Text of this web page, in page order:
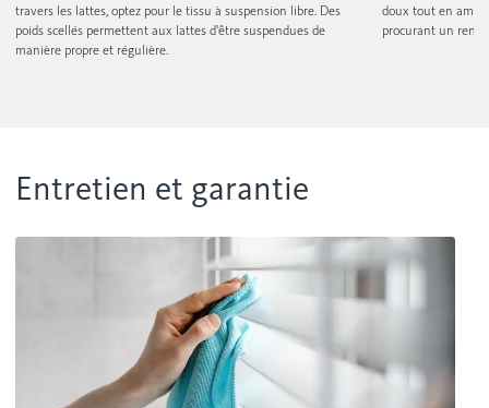
travers les lattes, optez pour le tissu à suspension libre. Des
poids scellés permettent aux lattes d'être suspendues de
manière propre et régulière.
doux tout en
procurant un
Entretien et garantie